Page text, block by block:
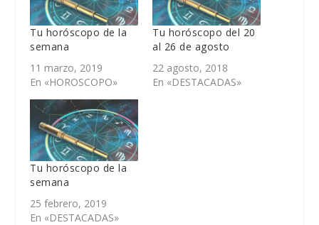
Tu horóscopo de la
semana
11 marzo, 2019
En «HOROSCOPO»
Tu horóscopo del 20
al 26 de agosto
22 agosto, 2018
En «DESTACADAS»
Tu horóscopo de la
semana
25 febrero, 2019
En «DESTACADAS»